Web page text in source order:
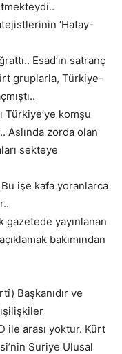
‘Hatay-
Esad’ın satranç
gruplarla, Türkiye-
Türkiye’ye komşu
Aslında zorda olan
sekteye
işe kafa yoranlarca
gazetede yayınlanan
bakımından
Başkanıdır ve
ile arası yoktur. Kürt
Suriye Ulusal